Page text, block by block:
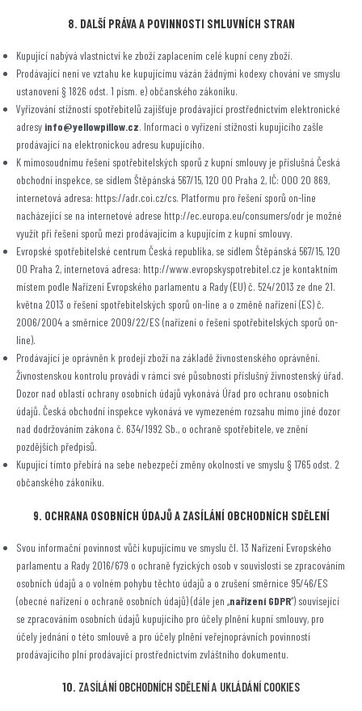
8. DALŠÍ PRÁVA A POVINNOSTI SMLUVNÍCH STRAN
Kupující nabývá vlastnictví ke zboží zaplacením celé kupní ceny zboží.
Prodávající není ve vztahu ke kupujícímu vázán žádnými kodexy chování ve smyslu
ustanovení § 1826 odst. 1 písm. e) občanského zákoníku.
Vyřizování stížností spotřebitelů zajišťuje prodávající prostřednictvím elektronické
adresy info@yellowpillow.cz. Informaci o vyřízení stížnosti kupujícího zašle
prodávající na elektronickou adresu kupujícího.
K mimosoudnímu řešení spotřebitelských sporů z kupní smlouvy je příslušná Česká
obchodní inspekce, se sídlem Štěpánská 567/15, 120 00 Praha 2, IČ: 000 20 869,
internetová adresa: https://adr.coi.cz/cs. Platformu pro řešení sporů on-line
nacházející se na internetové adrese http://ec.europa.eu/consumers/odr je možné
využít při řešení sporů mezi prodávajícím a kupujícím z kupní smlouvy.
Evropské spotřebitelské centrum Česká republika, se sídlem Štěpánská 567/15, 120
00 Praha 2, internetová adresa: http://www.evropskyspotrebitel.cz je kontaktním
místem podle Nařízení Evropského parlamentu a Rady (EU) č. 524/2013 ze dne 21.
května 2013 o řešení spotřebitelských sporů on-line a o změně nařízení (ES) č.
2006/2004 a směrnice 2009/22/ES (nařízení o řešení spotřebitelských sporů on-
line).
Prodávající je oprávněn k prodeji zboží na základě živnostenského oprávnění.
Živnostenskou kontrolu provádí v rámci své působnosti příslušný živnostenský úřad.
Dozor nad oblastí ochrany osobních údajů vykonává Úřad pro ochranu osobních
údajů. Česká obchodní inspekce vykonává ve vymezeném rozsahu mimo jiné dozor
nad dodržováním zákona č. 634/1992 Sb., o ochraně spotřebitele, ve znění
pozdějších předpisů.
Kupující tímto přebírá na sebe nebezpečí změny okolností ve smyslu § 1765 odst. 2
občanského zákoníku.
9. OCHRANA OSOBNÍCH ÚDAJŮ A ZASÍLÁNÍ OBCHODNÍCH SDĚLENÍ
Svou informační povinnost vůči kupujícímu ve smyslu čl. 13 Nařízení Evropského
parlamentu a Rady 2016/679 o ochraně fyzických osob v souvislosti se zpracováním
osobních údajů a o volném pohybu těchto údajů a o zrušení směrnice 95/46/ES
(obecné nařízení o ochraně osobních údajů) (dále jen „nařízení GDPR“) související
se zpracováním osobních údajů kupujícího pro účely plnění kupní smlouvy, pro
účely jednání o této smlouvě a pro účely plnění veřejnoprávních povinností
prodávajícího plní prodávající prostřednictvím zvláštního dokumentu.
10. ZASÍLÁNÍ OBCHODNÍCH SDĚLENÍ A UKLÁDÁNÍ COOKIES